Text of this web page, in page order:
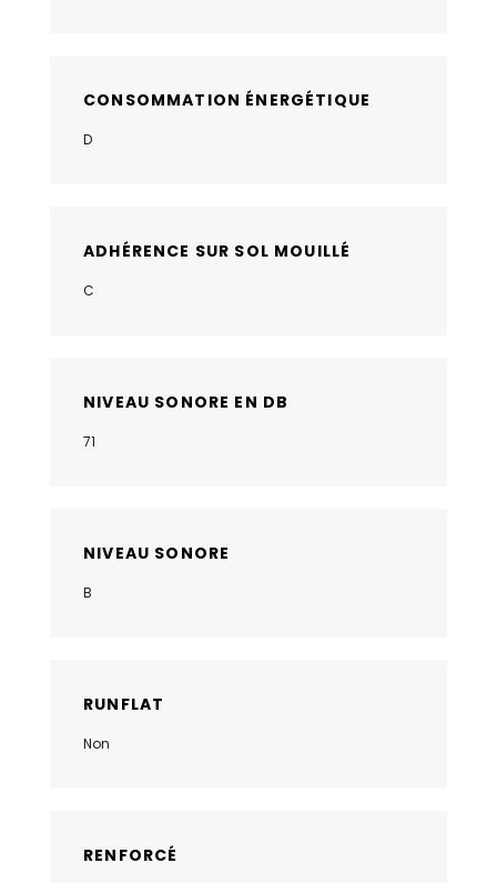
CONSOMMATION ÉNERGÉTIQUE
D
ADHÉRENCE SUR SOL MOUILLÉ
C
NIVEAU SONORE EN DB
71
NIVEAU SONORE
B
RUNFLAT
Non
RENFORCÉ